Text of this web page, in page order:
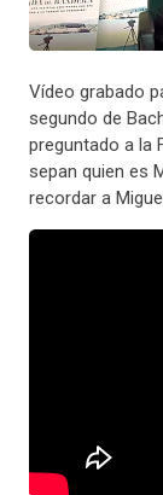
Vídeo grabado
segundo de
preguntado a la
sepan quien es
recordar a